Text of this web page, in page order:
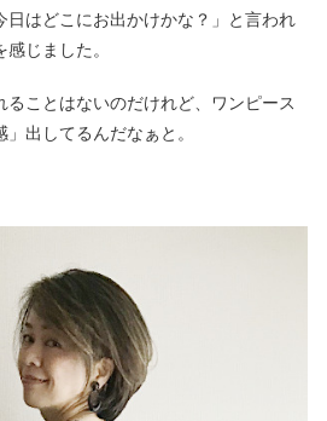
日はどこにお出かけかな？」と言われ
じました。
ることはないのだけれど、ワンピース
出してるんだなぁと。